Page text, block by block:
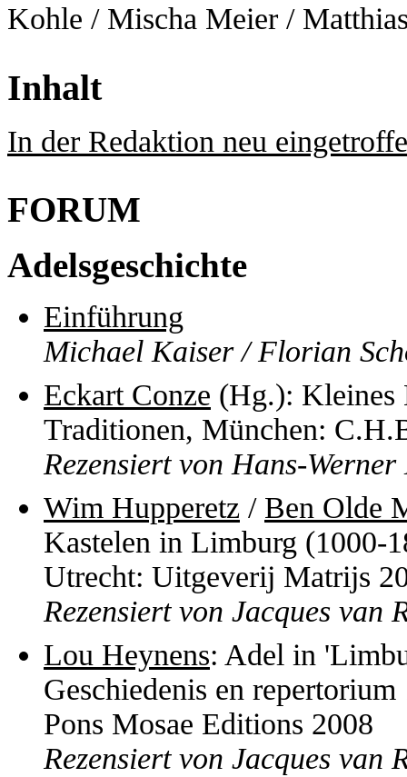
Kohle / Mischa Meier /
Inhalt
In der Redaktion neu
FORUM
Adelsgeschichte
Einführung
Michael Kaiser / Florian
Eckart Conze (Hg.): Kleines
Traditionen, München:
Rezensiert von Hans-
Wim Hupperetz / Ben Olde
Kastelen in Limburg (1000-
Utrecht: Uitgeverij Matrijs
Rezensiert von Jacques van
Lou Heynens: Adel in
Geschiedenis en
Pons Mosae Editions 2008
Rezensiert von Jacques van